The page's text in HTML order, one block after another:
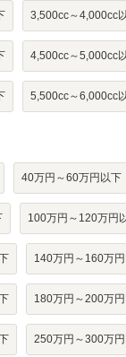
3,500cc～4,000cc
4,500cc～5,000cc
5,500cc～6,000cc
40万円～60万円以下
100万円～120万円
140万円～160万
180万円～200万
250万円～300万